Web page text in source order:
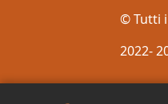
© Tutti
2022-